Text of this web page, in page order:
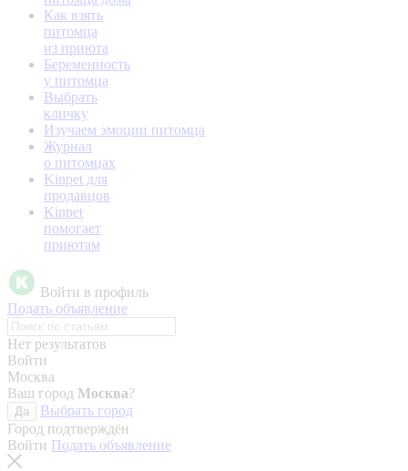
Как взять
питомца
из приюта
Беременность
у питомца
Выбрать
кличку
Изучаем эмоции питомца
Журнал
о питомцах
Kinpet для
продавцов
Kinpet
помогает
приютам
Войти в профиль
Подать объявление
Нет результатов
Войти
Москва
Ваш город Москва?
Да
Выбрать город
Город подтверждён
Войти Подать объявление